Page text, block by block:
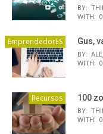
BY:
WITH:
EmprendedorES Gus,
BY:
WITH:
Recursos 100
BY:
WITH: